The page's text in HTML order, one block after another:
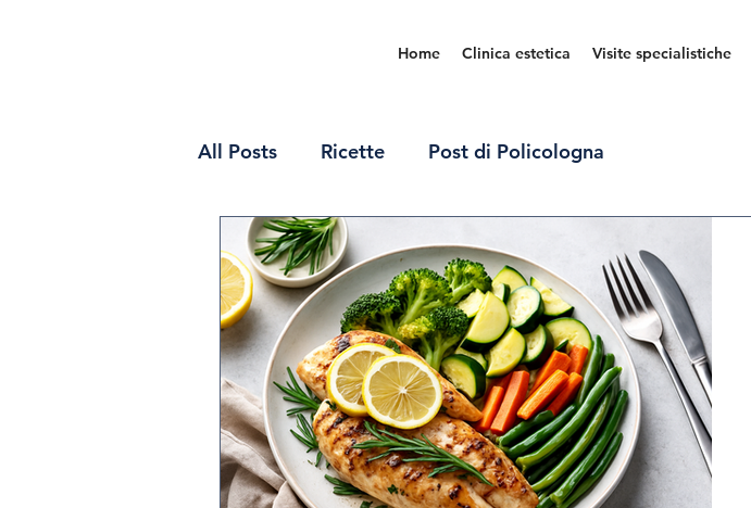
Home Clinica estetica Visite specialistiche
All Posts Ricette Post di Policologna